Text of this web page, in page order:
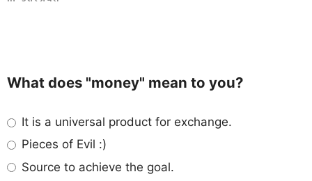
What does "money" mean to you?
It is a universal product for exchange.
Pieces of Evil :)
Source to achieve the goal.